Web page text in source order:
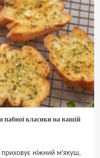
пабної класики на вашій
ніжний м’якуш,